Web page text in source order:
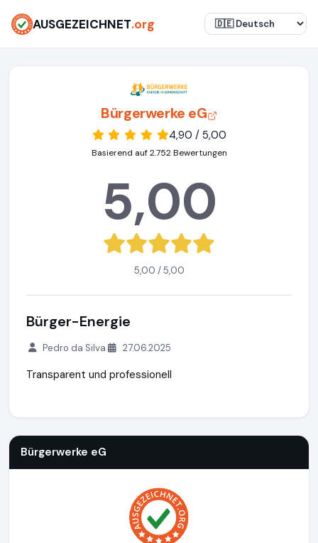
AUSGEZEICHNET.org
Bürgerwerke eG
4,90 / 5,00
Basierend auf 2.752 Bewertungen
5,00
5,00 / 5,00
Bürger-Energie
Pedro da Silva 27.06.2025
Transparent und professionell
Bürgerwerke eG